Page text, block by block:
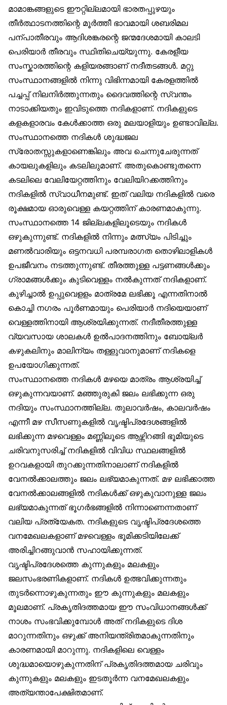
മാമാങ്കങ്ങളുടെ ഈറ്റില്ലമായി ഭാരതപ്പുഴയും
തീര്‍ത്ഥാടനത്തിന്റെ മൂര്‍ത്തീ ഭാവമായി ശബരിമല
പന്പാതീരവും ആദിശങ്കരന്റെ ജന്മദേശമായി കാലടി
പെരിയാര്‍ തീരവും സ്ഥിതിചെയ്യുന്നു. കേരളീയ
സംസ്കാരത്തിന്റെ കളിയരങ്ങാണ് നദീതടങ്ങള്‍. മറ്റു
സംസ്ഥാനങ്ങളില്‍ നിന്നു വിഭിന്നമായി കേരളത്തില്‍
പച്ചപ്പ് നിലനിര്‍ത്തുന്നതും ദൈവത്തിന്റെ സ്വന്തം
നാടാക്കിയതും ഇവിടുത്തെ നദികളാണ്. നദികളുടെ
കളകളാരവം കേള്‍ക്കാത്ത ഒരു മലയാളിയും ഉണ്ടാവില്ല.
സംസ്ഥാനത്തെ നദികള്‍ ശുദ്ധജല
സ്രോതസ്സുകളാണെങ്കിലും അവ ചെന്നുചേരുന്നത്
കായലുകളിലും കടലിലുമാണ്. അതുകൊണ്ടുതന്നെ
കടലിലെ വേലിയേറ്റത്തിനും വേലിയിറക്കത്തിനും
നദികളില്‍ സ്വാധീനമുണ്ട്. ഇത് വലിയ നദികളില്‍ വരെ
രൂക്ഷമായ ഓരുവെള്ള കയറ്റത്തിന് കാരണമാകുന്നു.
സംസ്ഥാനത്തെ 14 ജില്ലകളിലൂടെയും നദികള്‍
ഒഴുകുന്നുണ്ട്. നദികളില്‍ നിന്നും മത്സ്യം പിടിച്ചും
മണല്‍വാരിയും ഒട്ടനവധി പരമ്പരാഗത തൊഴിലാളികള്‍
ഉപജീവനം നടത്തുന്നുണ്ട്. തീരത്തുള്ള പട്ടണങ്ങള്‍ക്കും
ഗ്രാമങ്ങള്‍ക്കും കുടിവെള്ളം നല്‍കുന്നത് നദികളാണ്.
കുഴിച്ചാല്‍ ഉപ്പുവെളളം മാത്രമേ ലഭിക്കൂ എന്നതിനാല്‍
കൊച്ചി നഗരം പൂര്‍ണമായും പെരിയാര്‍ നദിയെയാണ്
വെള്ളത്തിനായി ആശ്രയിക്കുന്നത്. നദീതീരത്തുള്ള
വ്യവസായ ശാലകള്‍ ഉല്‍പാദനത്തിനും ബോയ്ലര്‍
കഴുകലിനും മാലിന്യം തള്ളുവാനുമാണ് നദികളെ
ഉപയോഗിക്കുന്നത്.
സംസ്ഥാനത്തെ നദികള്‍ മഴയെ മാത്രം ആശ്രയിച്ച്
ഒഴുകുന്നവയാണ്. മഞ്ഞുരുകി ജലം ലഭിക്കുന്ന ഒരു
നദിയും സംസ്ഥാനത്തില്ല. തുലാവര്‍ഷം, കാലവര്‍ഷം
എന്നീ മഴ സീസണുകളില്‍ വൃഷ്ടിപ്രദേശങ്ങളില്‍
ലഭിക്കുന്ന മഴവെള്ളം മണ്ണിലൂടെ ആഴ്ന്നിറങ്ങി ഭൂമിയുടെ
ചരിവനുസരിച്ച് നദികളില്‍ വിവിധ സ്ഥലങ്ങളില്‍
ഉറവകളായി തുറക്കുന്നതിനാലാണ് നദികളില്‍
വേനല്‍ക്കാലത്തും ജലം ലഭ്യമാകുന്നത്. മഴ ലഭിക്കാത്ത
വേനല്‍ക്കാലങ്ങളില്‍ നദികള്‍ക്ക് ഒഴുകുവാനുള്ള ജലം
ലഭ്യമാകുന്നത് ഭൂഗര്‍ഭങ്ങളില്‍ നിന്നാണെന്നതാണ്
വലിയ പ്രത്യേകത. നദികളുടെ വൃഷ്ടിപ്രദേശത്തെ
വനമേഖലകളാണ് മഴവെള്ളം ഭൂമിക്കടിയിലേക്ക്
അരിച്ചിറങ്ങുവാന്‍ സഹായിക്കുന്നത്.
വൃഷ്ടിപ്രദേശത്തെ കുന്നുകളും മലകളും
ജലസംഭരണികളാണ്. നദികള്‍ ഉത്ഭവിക്കുന്നതും
തുടര്‍ന്നൊഴുകുന്നതും ഈ കുന്നുകളും മലകളും
മൂലമാണ്. പ്രകൃതിദത്തമായ ഈ സംവിധാനങ്ങള്‍ക്ക്
നാശം സംഭവിക്കുമ്പോള്‍ അത് നദികളുടെ ദിശ
മാറുന്നതിനും ഒഴുക്ക് അനിയന്ത്രിതമാകുന്നതിനും
കാരണമായി മാറുന്നു. നദികളിലെ വെള്ളം
ശുദ്ധമായൊഴുകുന്നതിന് പ്രകൃതിദത്തമായ ചരിവും
കുന്നുകളും മലകളും ഇടതൂര്‍ന്ന വനമേഖലകളും
അത്യന്താപേക്ഷിതമാണ്.